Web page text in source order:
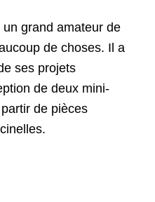
grand amateur de
de choses. Il a
ses projets
de deux mini-
de pièces